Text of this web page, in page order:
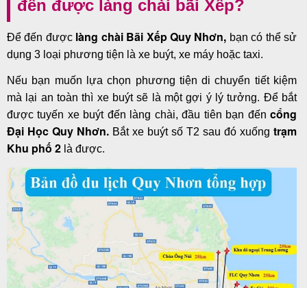
đến được làng chài bãi Xếp?
Để đến được làng chài Bãi Xếp Quy Nhơn, bạn có thể sử
dụng 3 loại phương tiện là xe buýt, xe máy hoặc taxi.
Nếu bạn muốn lựa chọn phương tiện di chuyển tiết kiệm
mà lại an toàn thì xe buýt sẽ là một gợi ý lý tưởng. Để bắt
được tuyến xe buýt đến làng chài, đầu tiên bạn đến cổng
Đại Học Quy Nhơn. Bắt xe buýt số T2 sau đó xuống trạm
Khu phố 2 là được.